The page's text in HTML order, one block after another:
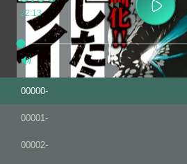
22:13
00000-
00001-
00002-